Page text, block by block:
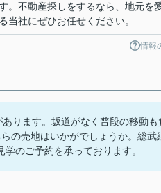
。不動産探しをするなら、地元を
る当社にぜひお任せください。
情報
ります。坂道がなく普段の移動も
の売地はいかがでしょうか。総武
のご予約を承っております。